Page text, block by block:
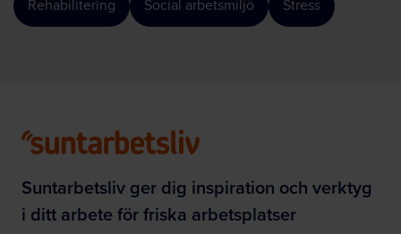
Rehabilitering Social arbetsmiljö Stress
Suntarbetsliv ger dig inspiration och verktyg
i ditt arbete för friska arbetsplatser